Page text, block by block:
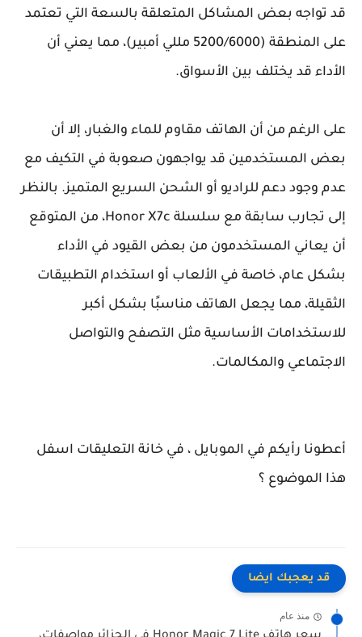
قد تواجه بعض المشاكل المتعلقة بالسعة التي تعتمد
على المنطقة (5200/6000 مللي أمبير)، مما يعني أن
الأداء قد يختلف بين الأسواق.
على الرغم من أن الهاتف مقاوم للماء والغبار، إلا أن
بعض المستخدمين قد يواجهون صعوبة في التكيف مع
عدم وجود دعم للراديو أو الشحن السريع المتميز. بالنظر
إلى تجارب سابقة مع سلسلة Honor X7c، من المتوقع
أن يعاني المستخدمون من بعض القيود في الأداء
بشكل عام، خاصة في الألعاب أو استخدام التطبيقات
الثقيلة، مما يجعل الهاتف مناسبًا بشكل أكبر
للاستخدامات الأساسية مثل التصفح والتواصل
الاجتماعي والمكالمات.
أعطونا رأيكم في الموبايل ، في خانة التعليقات اسفل
هذا الموضوع ؟
قد يعجبك ايضا
منذ عام